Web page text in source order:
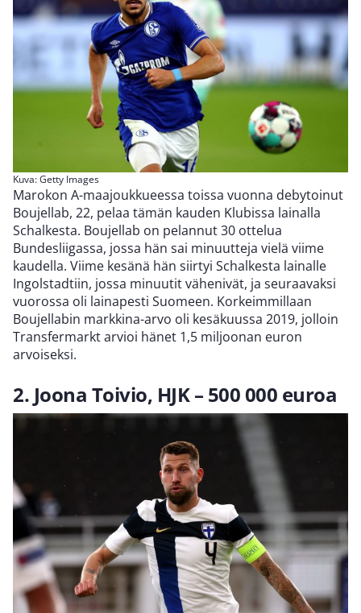
Kuva: Getty Images
Marokon A-maajoukkueessa toissa vuonna debytoinut
Boujellab, 22, pelaa tämän kauden Klubissa lainalla
Schalkesta. Boujellab on pelannut 30 ottelua
Bundesliigassa, jossa hän sai minuutteja vielä viime
kaudella. Viime kesänä hän siirtyi Schalkesta lainalle
Ingolstadtiin, jossa minuutit vähenivät, ja seuraavaksi
vuorossa oli lainapesti Suomeen. Korkeimmillaan
Boujellabin markkina-arvo oli kesäkuussa 2019, jolloin
Transfermarkt arvioi hänet 1,5 miljoonan euron
arvoiseksi.
2. Joona Toivio, HJK – 500 000 euroa